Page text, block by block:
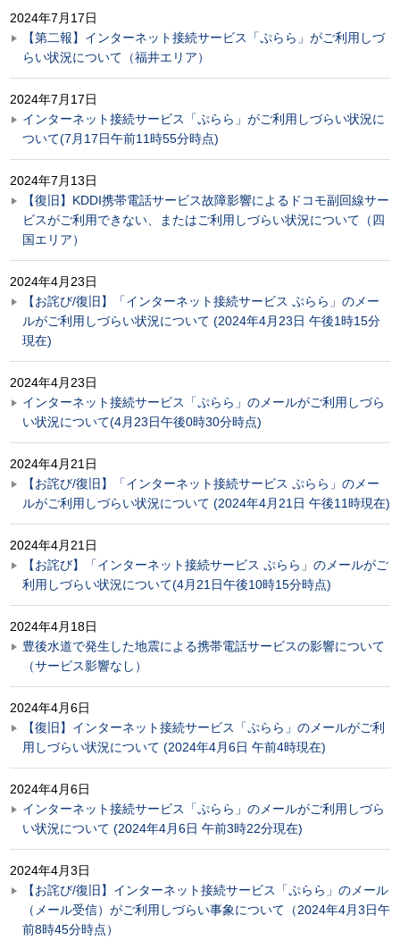
2024年7月17日
【第二報】インターネット接続サービス「ぷらら」がご利用しづ
らい状況について（福井エリア）
2024年7月17日
インターネット接続サービス「ぷらら」がご利用しづらい状況に
ついて(7月17日午前11時55分時点)
2024年7月13日
【復旧】KDDI携帯電話サービス故障影響によるドコモ副回線サー
ビスがご利用できない、またはご利用しづらい状況について（四
国エリア）
2024年4月23日
【お詫び/復旧】「インターネット接続サービス ぷらら」のメー
ルがご利用しづらい状況について (2024年4月23日 午後1時15分
現在)
2024年4月23日
インターネット接続サービス「ぷらら」のメールがご利用しづら
い状況について(4月23日午後0時30分時点)
2024年4月21日
【お詫び/復旧】「インターネット接続サービス ぷらら」のメー
ルがご利用しづらい状況について (2024年4月21日 午後11時現在)
2024年4月21日
【お詫び】「インターネット接続サービス ぷらら」のメールがご
利用しづらい状況について(4月21日午後10時15分時点)
2024年4月18日
豊後水道で発生した地震による携帯電話サービスの影響について
（サービス影響なし）
2024年4月6日
【復旧】インターネット接続サービス「ぷらら」のメールがご利
用しづらい状況について (2024年4月6日 午前4時現在)
2024年4月6日
インターネット接続サービス「ぷらら」のメールがご利用しづら
い状況について (2024年4月6日 午前3時22分現在)
2024年4月3日
【お詫び/復旧】インターネット接続サービス「ぷらら」のメール
（メール受信）がご利用しづらい事象について（2024年4月3日午
前8時45分時点）